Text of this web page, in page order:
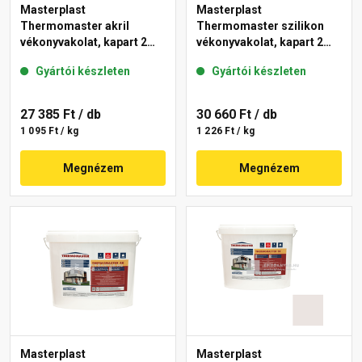
Masterplast
Thermomaster akril
vékonyvakolat, kapart 2
Gyártói készleten
27 385 Ft / db
1 095 Ft / kg
Megnézem
Masterplast
Thermomaster szilikon
vékonyvakolat, kapart 2
Gyártói készleten
30 660 Ft / db
1 226 Ft / kg
Megnézem
Masterplast
Masterplast